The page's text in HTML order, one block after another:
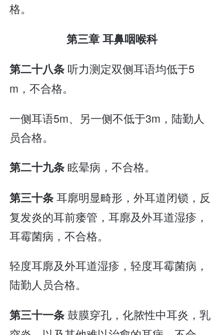
格。
第三章 耳鼻咽喉科
第二十八条 听力测定双侧耳语均低于5
m，不合格。
一侧耳语5m、另一侧不低于3m，陆勤人
员合格。
第二十九条 眩晕病，不合格。
第三十条耳廓明显畸形，外耳道闭锁，反
复发炎的耳前瘘管，耳廓及外耳道湿疹，
耳霉菌病，不合格。
轻度耳廓及外耳道湿疹，轻度耳霉菌病，
陆勤人员合格。
第三十一条鼓膜穿孔，化脓性中耳炎，乳